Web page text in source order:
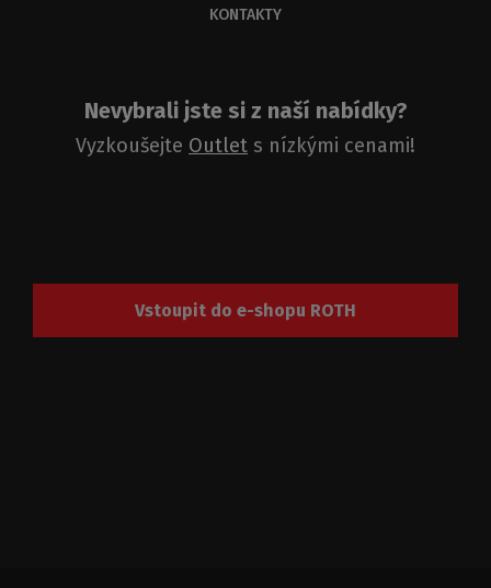
KONTAKTY
Nevybrali jste si z naší nabídky?
Vyzkoušejte Outlet s nízkými cenami!
Vstoupit do e-shopu ROTH